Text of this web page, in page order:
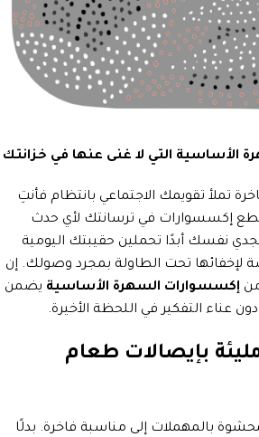
تملأ تقويمك الاجتماعي بانتظام فأنتِ
إكسسوارات في ترسانتك لأي حدث
نفسك أبدًا تحملين حقيبتك اليومية
لإخفائها تحت الطاولة بمجرد وصولك. إن
إكسسوارات السهرة الأساسية يضمن
عناء التفكير في اللحظة الأخيرة.
بإيصالات طعام
بالمهملات إلى مناسبة فاخرة. بدلًا